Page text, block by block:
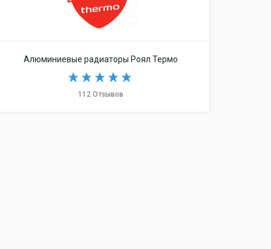
Алюминиевые радиаторы Роял Термо
112 Отзывов